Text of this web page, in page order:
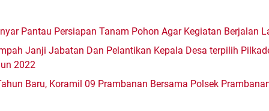
Pantau Persiapan Tanam Pohon Agar Kegiatan Berjalan
Janji Jabatan Dan Pelantikan Kepala Desa terpilih
2022
Baru, Koramil 09 Prambanan Bersama Polsek